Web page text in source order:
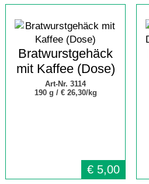
Bratwurstgehäck
mit Kaffee (Dose)
Art-Nr. 3114
190 g / € 26,30/kg
€ 5,00